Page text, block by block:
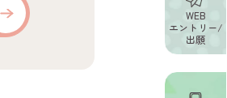
WEB
エントリー/
出願